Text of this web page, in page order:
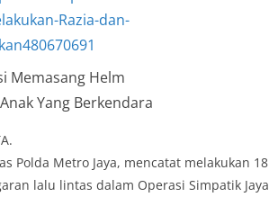
Memasang Helm
Yang Berkendara
Polda Metro Jaya, mencatat melakukan
lalu lintas dalam Operasi Simpatik